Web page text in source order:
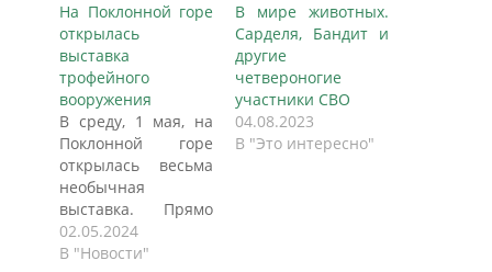
На Поклонной горе
открылась
выставка
трофейного
вооружения
В среду, 1 мая, на
Поклонной горе
открылась весьма
необычная
выставка. Прямо
под открытым
небом, возле Музея
02.05.2024
В "Новости"
В мире животных.
Сарделя, Бандит и
другие
четвероногие
участники СВО
04.08.2023
В "Это интересно"